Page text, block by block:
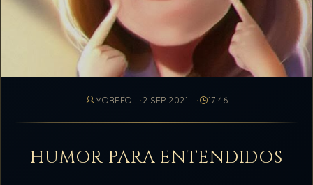
MORFÉO 2 SEP 2021 17:46
HUMOR PARA ENTENDIDOS